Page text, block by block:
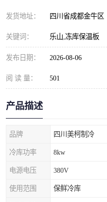
发货地址： 四川省成都金牛区
关键词： 乐山,冻库保温板
发布日期： 2026-08-06
阅 读 量： 501
产品描述
品牌 四川美柯制冷
冷库功率 8kw
电源电压 380V
使用范围 保鲜冷库